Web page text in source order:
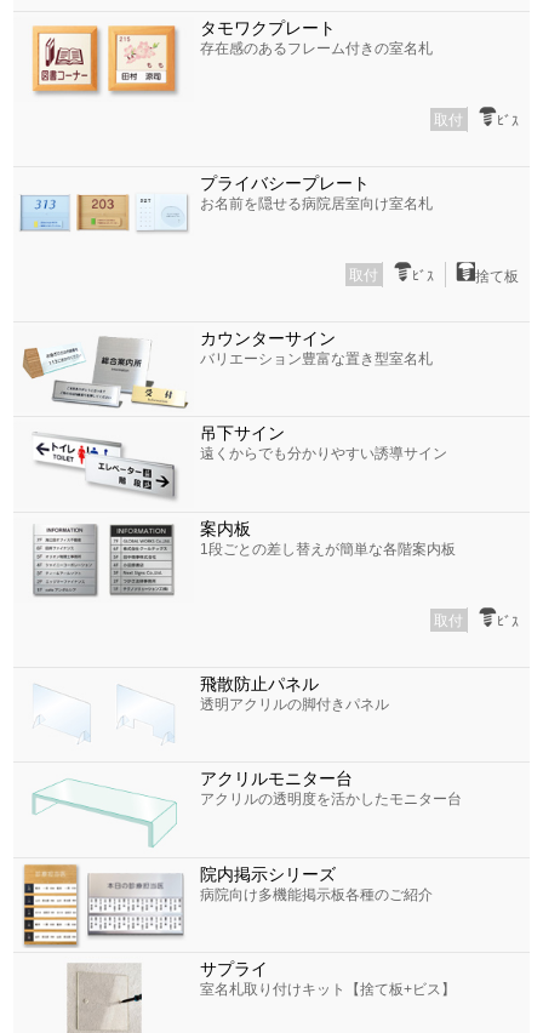
タモワクプレート
存在感のあるフレーム付きの室名札
取付 ﾋﾞｽ
プライバシープレート
お名前を隠せる病院居室向け室名札
取付 ﾋﾞｽ 捨て板
カウンターサイン
バリエーション豊富な置き型室名札
吊下サイン
遠くからでも分かりやすい誘導サイン
案内板
1段ごとの差し替えが簡単な各階案内板
取付 ﾋﾞｽ
飛散防止パネル
透明アクリルの脚付きパネル
アクリルモニター台
アクリルの透明度を活かしたモニター台
院内掲示シリーズ
病院向け多機能掲示板各種のご紹介
サプライ
室名札取り付けキット【捨て板+ビス】